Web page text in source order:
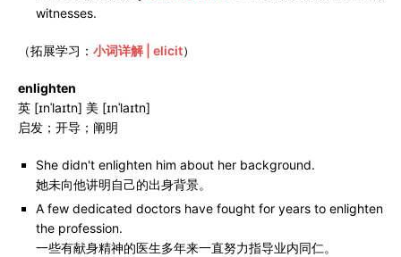
witnesses.
（拓展学习： 小词详解 | elicit）
enlighten
英 [ɪnˈlaɪtn] 美 [ɪnˈlaɪtn]
启发；开导；阐明
She didn't enlighten him about her background.
她未向他讲明自己的出身背景。
A few dedicated doctors have fought for years to enlighten
the profession.
一些有献身精神的医生多年来一直努力指导业内同仁。